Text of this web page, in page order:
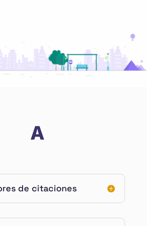
A
de citaciones